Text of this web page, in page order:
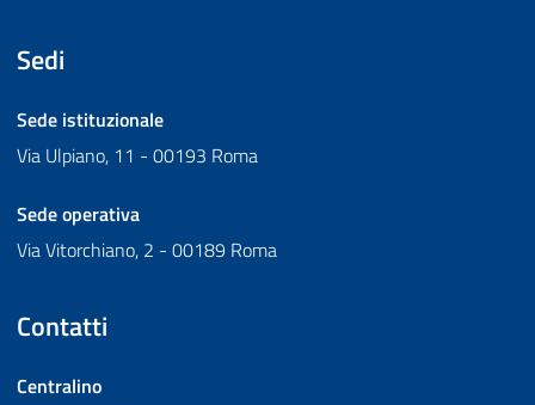
Sedi
Sede istituzionale
Via Ulpiano, 11 - 00193 Roma
Sede operativa
Via Vitorchiano, 2 - 00189 Roma
Contatti
Centralino